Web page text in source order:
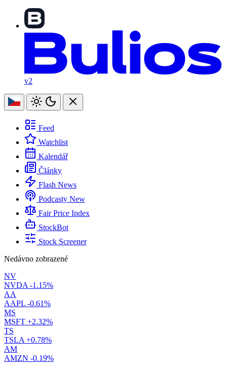
v2
Feed
Watchlist
Kalendář
Články
Flash News
Podcasty New
Fair Price Index
StockBot
Stock Screener
Nedávno zobrazené
NV
NVDA -1.15%
AA
AAPL -0.61%
MS
MSFT +2.32%
TS
TSLA +0.78%
AM
AMZN -0.19%